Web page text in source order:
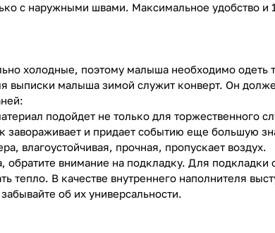
с наружными швами. Максимальное удобство и
холодные, поэтому малыша необходимо
выписки малыша зимой служит конверт. Он
подойдет не только для торжественного
завораживает и придает событию еще большую
влагоустойчивая, прочная, пропускает воздух.
обратите внимание на подкладку. Для подкладки
тепло. В качестве внутреннего наполнителя
об их универсальности.